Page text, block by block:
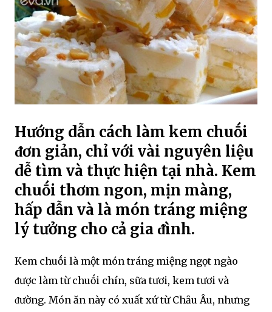
Hướng dẫn cách làm kem chuṓi
ᵭơn giản, chỉ với vài nguyên liệu
dễ tìm và thực hiện tại nhà. Kem
chuṓi thơm ngon, mịn màng,
hấp dẫn và là món tráng miệng
lý tưởng cho cả gia ᵭình.
Kem chuṓi là một món tráng miệng ngọt ngào
ᵭược làm từ chuṓi chín, sữa tươi, kem tươi và
ᵭường. Món ăn này có xuất xứ từ Chȃu Âu, nhưng